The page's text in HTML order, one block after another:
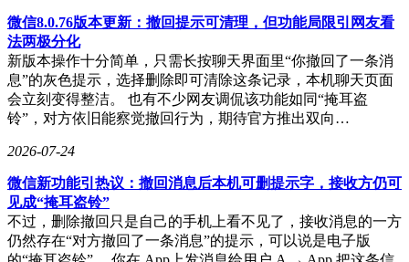
微信8.0.76版本更新：撤回提示可清理，但功能局限引网友看
法两极分化
新版本操作十分简单，只需长按聊天界面里“你撤回了一条消
息”的灰色提示，选择删除即可清除这条记录，本机聊天页面
会立刻变得整洁。 也有不少网友调侃该功能如同“掩耳盗
铃”，对方依旧能察觉撤回行为，期待官方推出双向…
2026-07-24
微信新功能引热议：撤回消息后本机可删提示字，接收方仍可
见成“掩耳盗铃”
不过，删除撤回只是自己的手机上看不见了，接收消息的一方
仍然存在“对方撤回了一条消息”的提示，可以说是电子版